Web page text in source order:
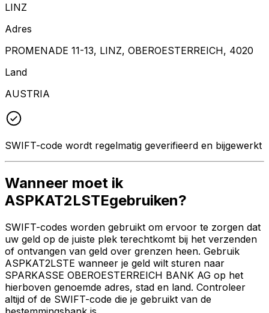
LINZ
Adres
PROMENADE 11-13, LINZ, OBEROESTERREICH, 4020
Land
AUSTRIA
SWIFT-code wordt regelmatig geverifieerd en bijgewerkt
Wanneer moet ik
ASPKAT2LSTEgebruiken?
SWIFT-codes worden gebruikt om ervoor te zorgen dat
uw geld op de juiste plek terechtkomt bij het verzenden
of ontvangen van geld over grenzen heen. Gebruik
ASPKAT2LSTE wanneer je geld wilt sturen naar
SPARKASSE OBEROESTERREICH BANK AG op het
hierboven genoemde adres, stad en land. Controleer
altijd of de SWIFT-code die je gebruikt van de